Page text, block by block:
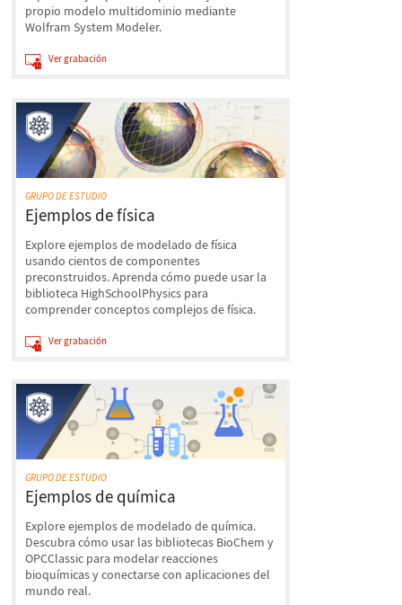
propio modelo multidominio mediante
Wolfram System Modeler.
Ver grabación
GRUPO DE ESTUDIO
Ejemplos de física
Explore ejemplos de modelado de física
usando cientos de componentes
preconstruidos. Aprenda cómo puede usar la
biblioteca HighSchoolPhysics para
comprender conceptos complejos de física.
Ver grabación
GRUPO DE ESTUDIO
Ejemplos de química
Explore ejemplos de modelado de química.
Descubra cómo usar las bibliotecas BioChem y
OPCClassic para modelar reacciones
bioquímicas y conectarse con aplicaciones del
mundo real.